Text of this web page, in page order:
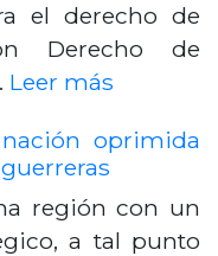
el derecho de
Derecho de
Leer más
oprimida
región con un
a tal punto